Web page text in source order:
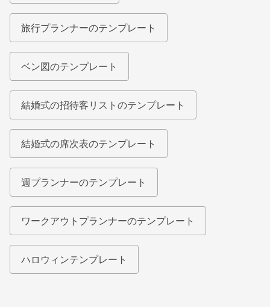
旅行プランナーのテンプレート
ベン図のテンプレート
結婚式の招待客リストのテンプレート
結婚式の席次表のテンプレート
週プランナーのテンプレート
ワークアウトプランナーのテンプレート
ハロウィンテンプレート